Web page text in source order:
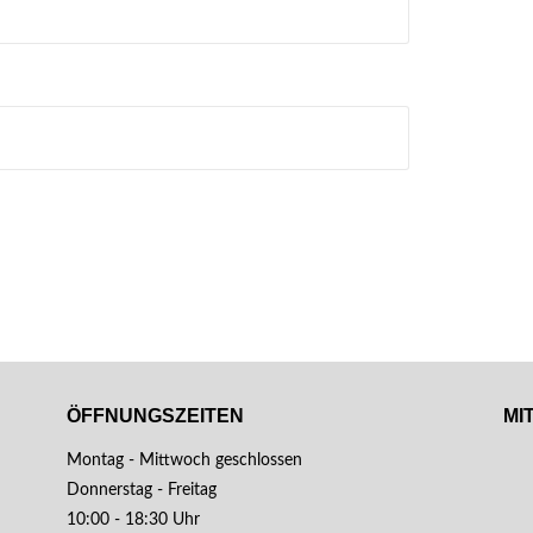
ÖFFNUNGSZEITEN
Montag - Mittwoch geschlossen
Donnerstag - Freitag
10:00 - 18:30 Uhr